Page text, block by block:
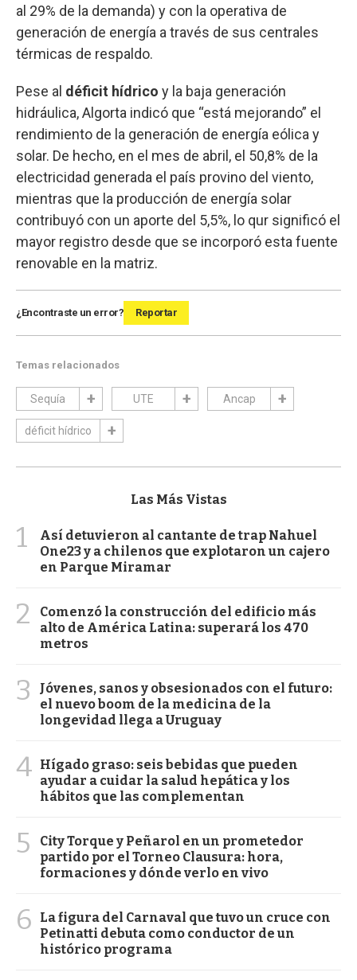
al 29% de la demanda) y con la operativa de
generación de energía a través de sus centrales
térmicas de respaldo.
Pese al déficit hídrico y la baja generación
hidráulica, Algorta indicó que “está mejorando” el
rendimiento de la generación de energía eólica y
solar. De hecho, en el mes de abril, el 50,8% de la
electricidad generada el país provino del viento,
mientras que la producción de energía solar
contribuyó con un aporte del 5,5%, lo qur significó el
mayor registro desde que se incorporó esta fuente
renovable en la matriz.
¿Encontraste un error? Reportar
Temas relacionados
Sequía UTE Ancap
déficit hídrico
Las Más Vistas
1
Así detuvieron al cantante de trap Nahuel
One23 y a chilenos que explotaron un cajero
en Parque Miramar
2
Comenzó la construcción del edificio más
alto de América Latina: superará los 470
metros
3
Jóvenes, sanos y obsesionados con el futuro:
el nuevo boom de la medicina de la
longevidad llega a Uruguay
4 Hígado graso: seis bebidas que pueden
ayudar a cuidar la salud hepática y los
hábitos que las complementan
5
City Torque y Peñarol en un prometedor
partido por el Torneo Clausura: hora,
formaciones y dónde verlo en vivo
6
La figura del Carnaval que tuvo un cruce con
Petinatti debuta como conductor de un
histórico programa